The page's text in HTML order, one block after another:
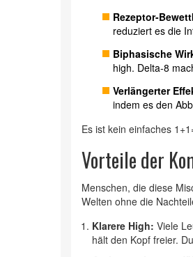
Rezeptor-
reduziert es die
Biphasische
high. Delta-8
Verlängerter
indem es den
Es ist kein einfaches
Vorteile der
Menschen, die diese
Welten ohne die
Klarere High: Viele
hält den Kopf freier.